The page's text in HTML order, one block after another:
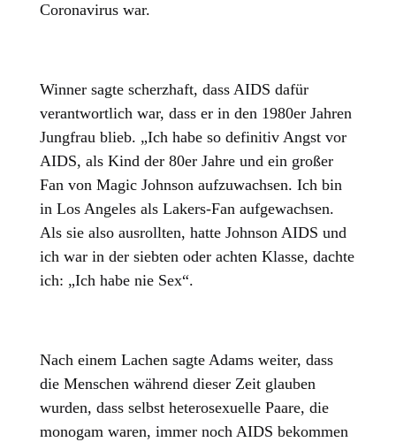
Coronavirus war.
Winner sagte scherzhaft, dass AIDS dafür
verantwortlich war, dass er in den 1980er Jahren
Jungfrau blieb. „Ich habe so definitiv Angst vor
AIDS, als Kind der 80er Jahre und ein großer
Fan von Magic Johnson aufzuwachsen. Ich bin
in Los Angeles als Lakers-Fan aufgewachsen.
Als sie also ausrollten, hatte Johnson AIDS und
ich war in der siebten oder achten Klasse, dachte
ich: „Ich habe nie Sex“.
Nach einem Lachen sagte Adams weiter, dass
die Menschen während dieser Zeit glauben
wurden, dass selbst heterosexuelle Paare, die
monogam waren, immer noch AIDS bekommen